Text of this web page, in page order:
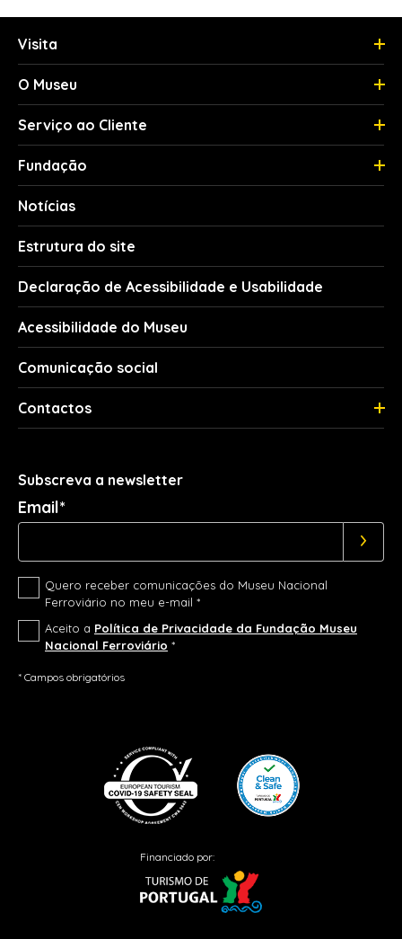
Visita
O Museu
Serviço ao Cliente
Fundação
Notícias
Estrutura do site
Declaração de Acessibilidade e Usabilidade
Acessibilidade do Museu
Comunicação social
Contactos
Subscreva a newsletter
Email*
Quero receber comunicações do Museu Nacional
Ferroviário no meu e-mail *
Aceito a Política de Privacidade da Fundação Museu
Nacional Ferroviário *
* Campos obrigatórios
Financiado por: